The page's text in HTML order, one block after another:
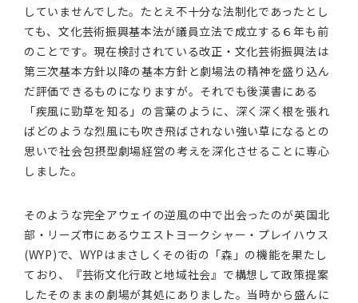
していませんでした。たとえ不十分な法制化であったとし
ても、文化芸術振興基本法が議員立法で成立する６年も前
のことです。現在検討されている改正・文化芸術振興法は
第三次基本方針以降の基本方針と劇場法の精神を盛り込ん
だ評価できるものになりますが。それでも後漢書にある
「疾風に勁草を知る」の言葉のように、深く深く根を張れ
ばどのような烈風にも吹き飛ばされない強い草になるとの
思いで社会包摂型劇場経営の考えを深化させることに専心
しました。
そのような完全アウェイの逆風の中で出会ったのが英国北
部・リーズ市にあるウエストヨークシャー・プレイハウス
(WYP)で、WYPはまさしくその街の「森」の機能を果たし
ており、『芸術文化行政と地域社会』で構想して政策提案
したそのままの劇場が其処にありました。当時から盛んに